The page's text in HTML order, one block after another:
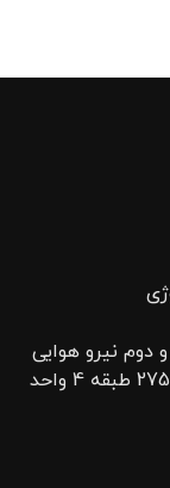
دوم نیرو هوایی
جنب مسجد قدس ساختمان پزشکان 275 طبقه 4 واحد